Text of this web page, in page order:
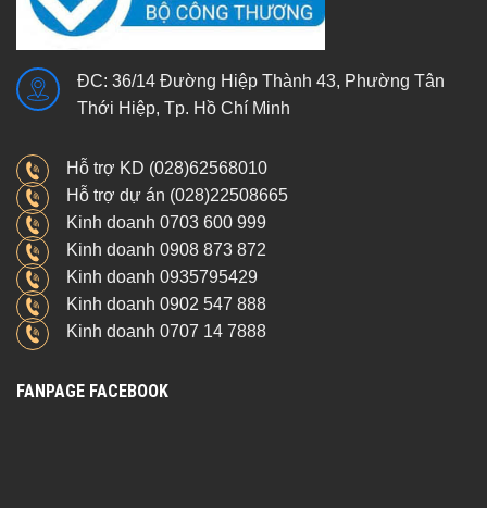
ĐC: 36/14 Đường Hiệp Thành 43, Phường Tân
Thới Hiệp, Tp. Hồ Chí Minh
Hỗ trợ KD (028)62568010
Hỗ trợ dự án (028)22508665
Kinh doanh 0703 600 999
Kinh doanh 0908 873 872
Kinh doanh 0935795429
Kinh doanh 0902 547 888
Kinh doanh 0707 14 7888
FANPAGE FACEBOOK